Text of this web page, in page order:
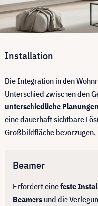
Installation
Die Integration in den
Unterschied zwischen den
unterschiedliche
eine dauerhaft sichtbare
Großbildfläche bevorzugen.
Beamer
Erfordert einefeste
Beamers und die